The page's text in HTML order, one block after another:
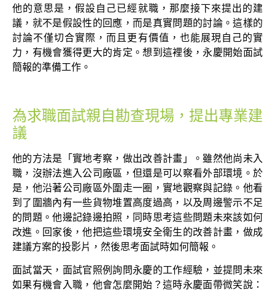
他的意思是，假設自己已經就職，那麼接下來提出的建
議，就不是假設性的回應，而是真實問題的討論。這樣的
討論不僅切合實際，而且更有價值，也能展現自己的實
力，有機會獲得更大的肯定。想到這裡後，永慶開始面試
簡報的準備工作。
為求職面試親自勘查現場，提出專業建
議
他的方法是「實地考察，做出改善計畫」。雖然他尚未入
職，沒辦法進入公司廠區，但還是可以察看外部環境。於
是，他沿著公司廠區外圍走一圈，實地觀察與記錄。他看
到了圍牆內有一些貨物堆置高度過高，以及周邊警示不足
的問題。他邊記錄邊拍照，同時思考這些問題未來該如何
改進。回家後，他把這些環境安全衛生的改善計畫，做成
建議方案的投影片，然後思考面試時如何簡報。
面試當天，面試官照例詢問永慶的工作經驗，並提問未來
如果有機會入職，他會怎麼開始？這時永慶面帶微笑說：